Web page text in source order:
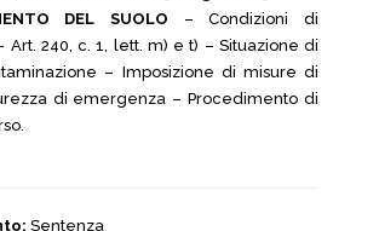
DEL SUOLO – Condizioni di
Art. 240, c. 1, lett. m) e t) – Situazione di
– Imposizione di misure di
di emergenza – Procedimento di
Sentenza